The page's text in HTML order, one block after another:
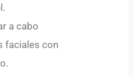
a cabo
faciales con